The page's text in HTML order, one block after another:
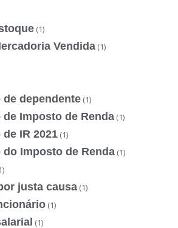
(1)
Vendida (1)
de dependente (1)
de Imposto de Renda (1)
IR 2021 (1)
do Imposto de Renda (1)
justa causa (1)
(1)
(1)